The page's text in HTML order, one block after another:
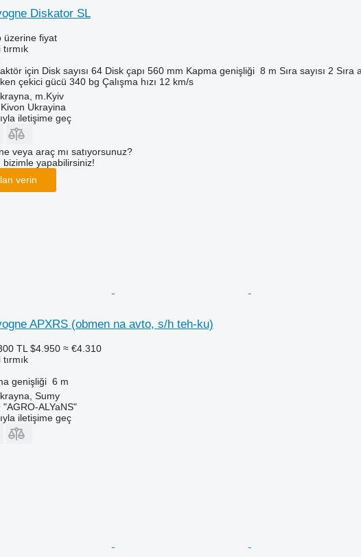
Diskator SL
üzerine fiyat
için Disk sayısı 64 Disk çapı 560 mm Kapma genişliği 8 m Sıra sayısı 2 Sıra
çekici gücü 340 bg Çalışma hızı 12 km/s
m.Kyiv
Ukrayina
iletişime geç
veya araç mı satıyorsunuz?
bizimle yapabilirsiniz!
verin
APXRS (obmen na avto, s/h teh-ku)
TL $4.950 ≈ €4.310
genişliği 6 m
Sumy
"AGRO-ALYaNS"
iletişime geç